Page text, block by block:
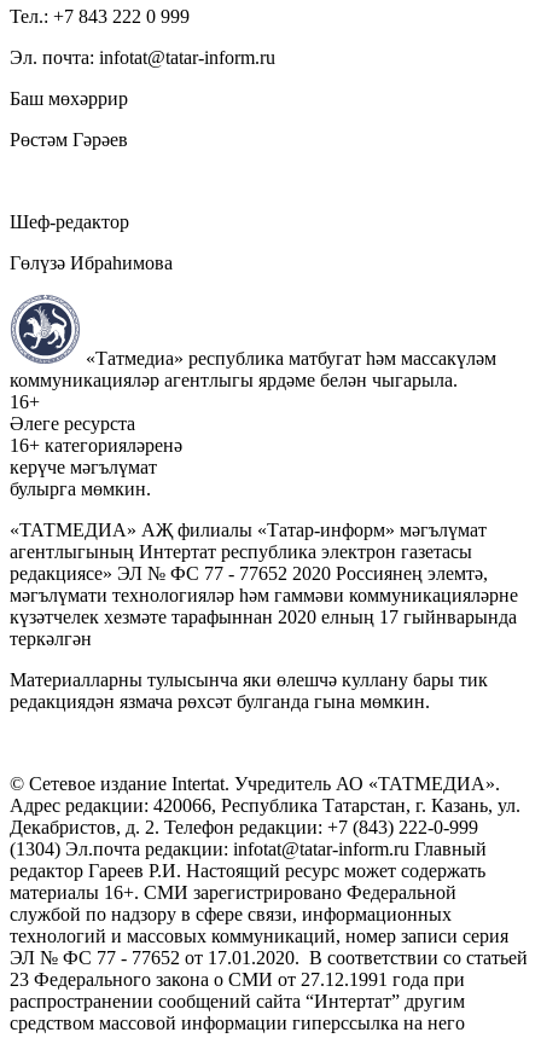
Тел.: +7 843 222 0 999
Эл. почта: infotat@tatar-inform.ru
Баш мөхәррир
Рөстәм Гәрәев
Шеф-редактор
Гөлүзә Ибраһимова
«Татмедиа» республика матбугат һәм массакүләм
коммуникацияләр агентлыгы ярдәме белән чыгарыла.
16+
Әлеге ресурста
16+ категорияләренә
керүче мәгълүмат
булырга мөмкин.
«ТАТМЕДИА» АҖ филиалы «Татар-информ» мәгълүмат
агентлыгының Интертат республика электрон газетасы
редакциясе» ЭЛ № ФС 77 - 77652 2020 Россиянең элемтә,
мәгълүмати технологияләр һәм гаммәви коммуникацияләрне
күзәтчелек хезмәте тарафыннан 2020 елның 17 гыйнварында
теркәлгән
Материалларны тулысынча яки өлешчә куллану бары тик
редакциядән язмача рөхсәт булганда гына мөмкин.
© Сетевое издание Intertat. Учредитель АО «ТАТМЕДИА».
Адрес редакции: 420066, Республика Татарстан, г. Казань, ул.
Декабристов, д. 2. Телефон редакции: +7 (843) 222-0-999
(1304) Эл.почта редакции: infotat@tatar-inform.ru Главный
редактор Гареев Р.И. Настоящий ресурс может содержать
материалы 16+. СМИ зарегистрировано Федеральной
службой по надзору в сфере связи, информационных
технологий и массовых коммуникаций, номер записи серия
ЭЛ № ФС 77 - 77652 от 17.01.2020. В соответствии со статьей
23 Федерального закона о СМИ от 27.12.1991 года при
распространении сообщений сайта “Интертат” другим
средством массовой информации гиперссылка на него